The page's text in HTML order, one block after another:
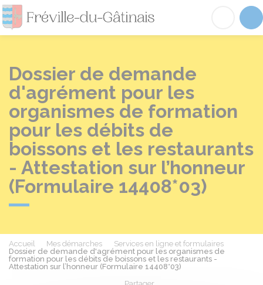
Fréville-du-
Dossier de demande
d'agrément pour les
organismes de formation
pour les débits de
boissons et les restaurants
- Attestation sur l’honneur
(Formulaire 14408*03)
Accueil Mes démarches
Services en ligne et formulaires
Dossier de demande d'agrément pour les organismes de
formation pour les débits de boissons et les restaurants -
Attestation sur l’honneur (Formulaire 14408*03)